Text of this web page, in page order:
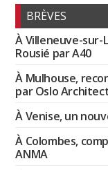
BRÈVES
À Villeneuve-
Rousié par A40
À Mulhouse,
par Oslo
À Venise, un
À Colombes,
ANMA